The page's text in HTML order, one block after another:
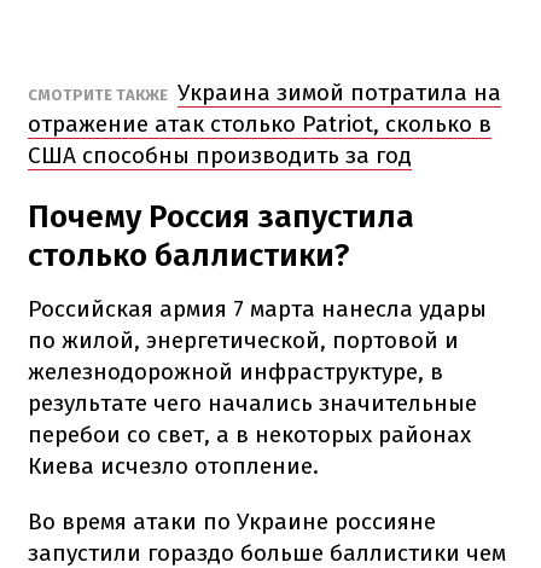
СМОТРИТЕ ТАКЖЕ Украина зимой потратила на
отражение атак столько Patriot, сколько в
США способны производить за год
Почему Россия запустила
столько баллистики?
Российская армия 7 марта нанесла удары
по жилой, энергетической, портовой и
железнодорожной инфраструктуре, в
результате чего начались значительные
перебои со свет, а в некоторых районах
Киева исчезло отопление.
Во время атаки по Украине россияне
запустили гораздо больше баллистики чем